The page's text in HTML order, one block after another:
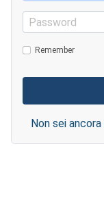
Password
Remember
Non sei